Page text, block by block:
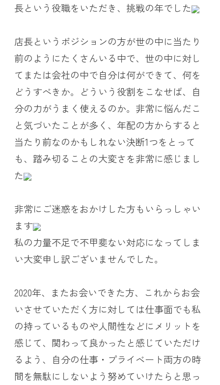
長という役職をいただき、挑戦の年でした
店長というポジションの方が世の中に当たり
前のようにたくさんいる中で、世の中に対し
てまたは会社の中で自分は何ができて、何を
どうすべきか。どういう役割をこなせば、自
分の力がうまく使えるのか。非常に悩んだこ
と気づいたことが多く、年配の方からすると
当たり前なのかもしれない決断1つをとって
も、踏み切ることの大変さを非常に感じまし
た
非常にご迷惑をおかけした方もいらっしゃい
ます
私の力量不足で不甲斐ない対応になってしま
い大変申し訳ございませんでした。
2020年、またお会いできた方、これからお会
いさせていただく方に対しては仕事面でも私
の持っているものや人間性などにメリットを
感じて、関わって良かったと感じていただけ
るよう、自分の仕事・プライベート両方の時
間を無駄にしないよう努めていけたらと思っ